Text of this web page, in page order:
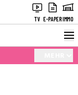
TV E-PAPERIMMO